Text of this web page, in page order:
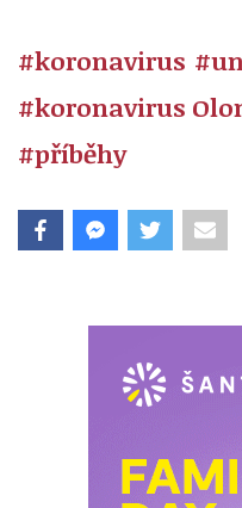
#koronavirus
#koronavirus
#příběhy